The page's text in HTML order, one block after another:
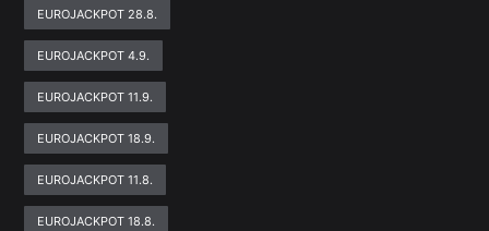
EUROJACKPOT 28.8.
EUROJACKPOT 4.9.
EUROJACKPOT 11.9.
EUROJACKPOT 18.9.
EUROJACKPOT 11.8.
EUROJACKPOT 18.8.